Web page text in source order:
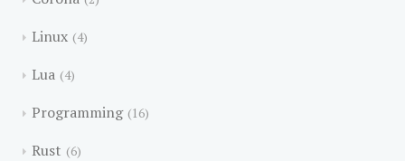
Linux 4
Lua 4
Programming 16
Rust 6